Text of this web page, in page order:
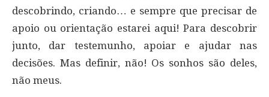
descobrindo, criando… e sempre que precisar de
apoio ou orientação estarei aqui! Para descobrir
junto, dar testemunho, apoiar e ajudar nas
decisões. Mas definir, não! Os sonhos são deles,
não meus.